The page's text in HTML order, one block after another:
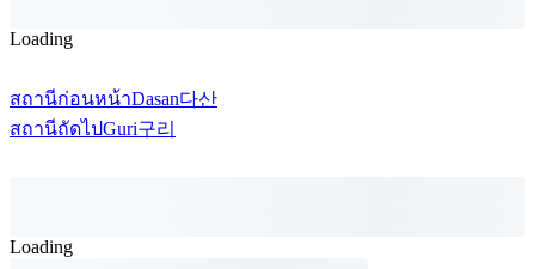
Loading
สถานีก่อนหน้าDasan다산
สถานีถัดไปGuri구리
Loading